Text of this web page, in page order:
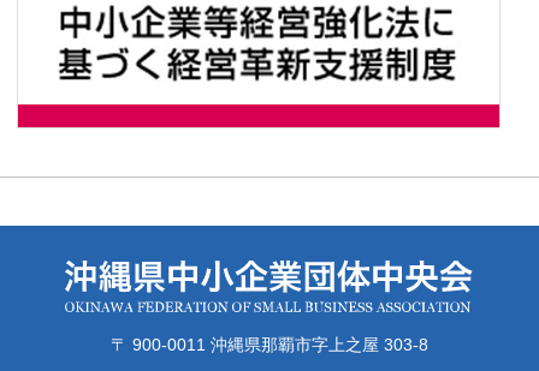
〒 900-0011 沖縄県那覇市字上之屋 303-8